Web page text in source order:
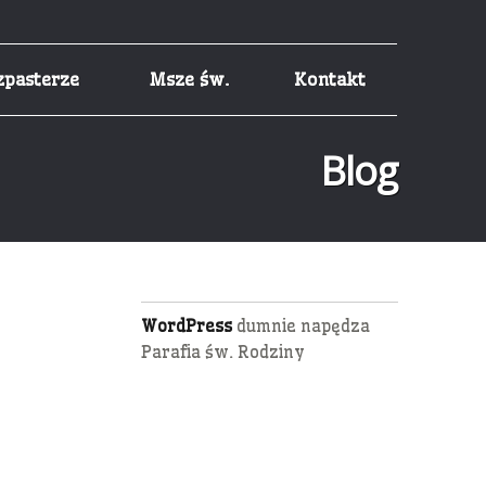
Msze św. Kontakt
Blog
WordPress dumnie napędza
Parafia św. Rodziny